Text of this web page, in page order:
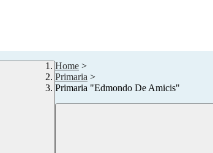
Home >
Primaria >
Primaria "Edmondo De Amicis"